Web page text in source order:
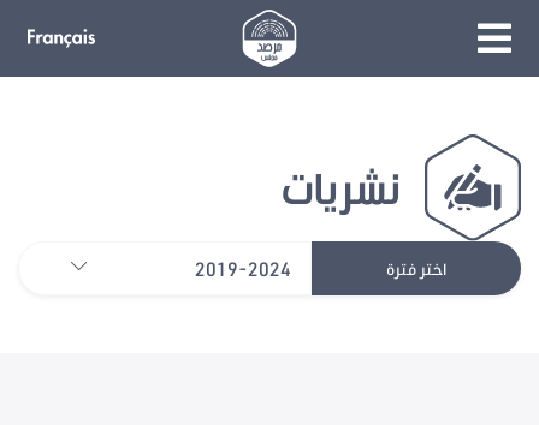
نشريات
اختر فترة 2019-2024